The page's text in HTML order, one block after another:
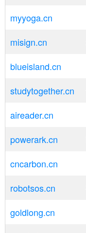
myyoga.cn
misign.cn
blueisland.cn
studytogether.cn
aireader.cn
powerark.cn
cncarbon.cn
robotsos.cn
goldlong.cn